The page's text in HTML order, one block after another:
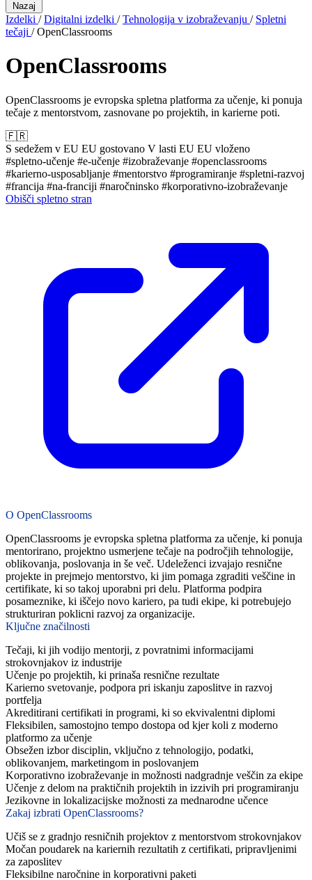
Nazaj
Izdelki / Digitalni izdelki / Tehnologija v izobraževanju / Spletni
tečaji / OpenClassrooms
OpenClassrooms
OpenClassrooms je evropska spletna platforma za učenje, ki ponuja
tečaje z mentorstvom, zasnovane po projektih, in karierne poti.
🇫🇷
S sedežem v EU EU gostovano V lasti EU EU vloženo
#spletno-učenje #e-učenje #izobraževanje #openclassrooms
#karierno-usposabljanje #mentorstvo #programiranje #spletni-razvoj
#francija #na-franciji #naročninsko #korporativno-izobraževanje
Obišči spletno stran
O OpenClassrooms
OpenClassrooms je evropska spletna platforma za učenje, ki ponuja
mentorirano, projektno usmerjene tečaje na področjih tehnologije,
oblikovanja, poslovanja in še več. Udeleženci izvajajo resnične
projekte in prejmejo mentorstvo, ki jim pomaga zgraditi veščine in
certifikate, ki so takoj uporabni pri delu. Platforma podpira
posameznike, ki iščejo novo kariero, pa tudi ekipe, ki potrebujejo
strukturiran poklicni razvoj za organizacije.
Ključne značilnosti
Tečaji, ki jih vodijo mentorji, z povratnimi informacijami
strokovnjakov iz industrije
Učenje po projektih, ki prinaša resnične rezultate
Karierno svetovanje, podpora pri iskanju zaposlitve in razvoj
portfelja
Akreditirani certifikati in programi, ki so ekvivalentni diplomi
Fleksibilen, samostojno tempo dostopa od kjer koli z moderno
platformo za učenje
Obsežen izbor disciplin, vključno z tehnologijo, podatki,
oblikovanjem, marketingom in poslovanjem
Korporativno izobraževanje in možnosti nadgradnje veščin za ekipe
Učenje z delom na praktičnih projektih in izzivih pri programiranju
Jezikovne in lokalizacijske možnosti za mednarodne učence
Zakaj izbrati OpenClassrooms?
Učiš se z gradnjo resničnih projektov z mentorstvom strokovnjakov
Močan poudarek na kariernih rezultatih z certifikati, pripravljenimi
za zaposlitev
Fleksibilne naročnine in korporativni paketi